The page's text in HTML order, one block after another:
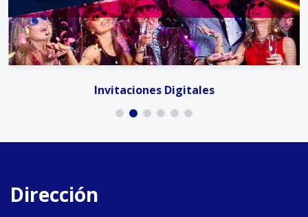
Invitaciones Digitales
Dirección